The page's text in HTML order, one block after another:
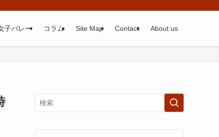
子バレー コラム Site Map Contact About us